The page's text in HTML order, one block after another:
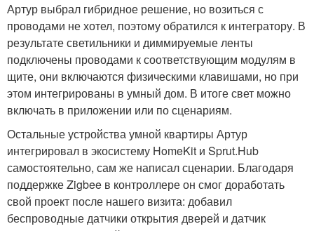
Артур выбрал гибридное решение, но возиться с
проводами не хотел, поэтому обратился к интегратору. В
результате светильники и диммируемые ленты
подключены проводами к соответствующим модулям в
щите, они включаются физическими клавишами, но при
этом интегрированы в умный дом. В итоге свет можно
включать в приложении или по сценариям.
Остальные устройства умной квартиры Артур
интегрировал в экосистему HomeKit и Sprut.Hub
самостоятельно, сам же написал сценарии. Благодаря
поддержке Zigbee в контроллере он смог доработать
свой проект после нашего визита: добавил
беспроводные датчики открытия дверей и датчик